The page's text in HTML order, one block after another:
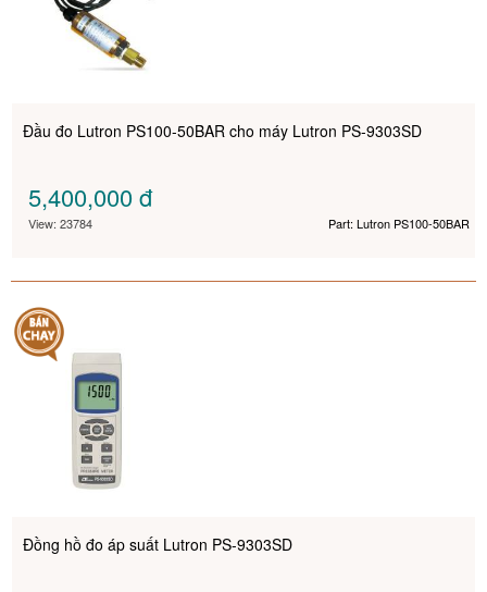
Đầu đo Lutron PS100-50BAR cho máy Lutron PS-9303SD
5,400,000đ
View: 23784 Part: Lutron PS100-50BAR
Đồng hồ đo áp suất Lutron PS-9303SD